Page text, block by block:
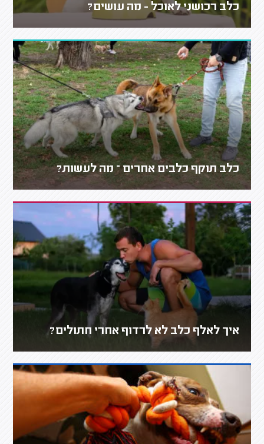
כלב רכושני לאוכל - מה עושים?
כלב תוקף כלבים אחרים – מה לעשות?
איך לאלף כלב לא לרדוף אחרי חתולים?